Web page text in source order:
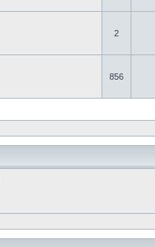
2
856